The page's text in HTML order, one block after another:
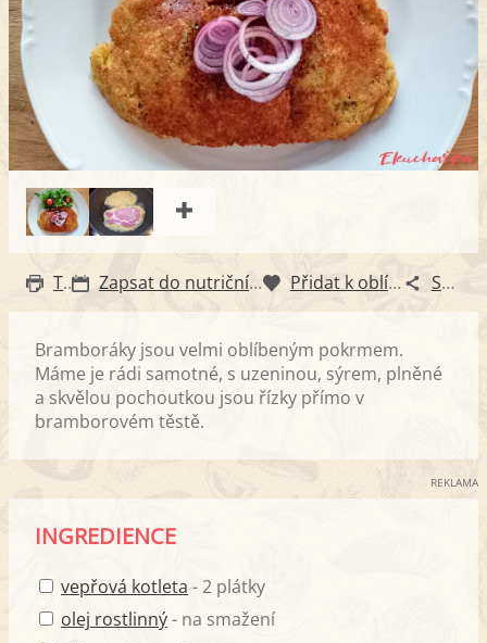
Tisk Zapsat do nutričního diáře Přidat k oblíbeným Sdílet
Bramboráky jsou velmi oblíbeným pokrmem.
Máme je rádi samotné, s uzeninou, sýrem, plněné
a skvělou pochoutkou jsou řízky přímo v
bramborovém těstě.
REKLAMA
INGREDIENCE
vepřová kotleta - 2 plátky
olej rostlinný- na smažení